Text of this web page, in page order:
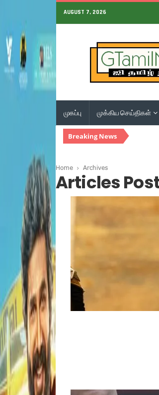
AUGUST 7, 2026
முகப்பு முக்கிய செய்திகள்
Breaking News
Home Archives
Articles